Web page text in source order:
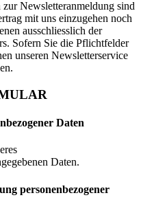
Newsletteranmeldung sind
mit uns einzugehen noch
ausschliesslich der
Sofern Sie die Pflichtfelder
unseren Newsletterservice
Daten
Daten.
personenbezogener